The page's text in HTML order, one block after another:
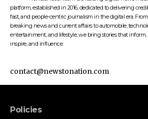
platform, established in 2016, dedicated to delivering
fast, and people-centric journalism in the digital era. From
breaking news and current affairs to automobile,
entertainment, and lifestyle, we bring stories that inform,
inspire, and influence.
contact@newstonation.com
Policies